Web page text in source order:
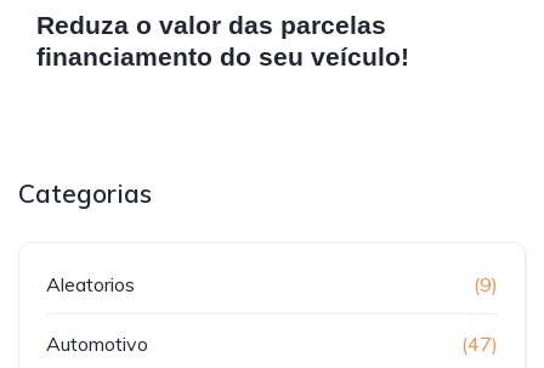
Reduza o valor das parcelas
financiamento do seu veículo!
Categorias
Aleatorios (9)
Automotivo (47)